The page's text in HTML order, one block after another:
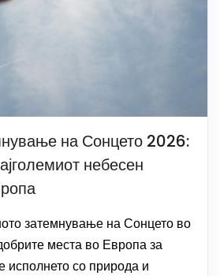
на Сонцето 2026:
небесен
затемнување на Сонцето во
места во Европа за
исполнето со природа и